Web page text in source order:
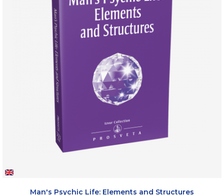
Man's Psychic Life: Elements and Structures